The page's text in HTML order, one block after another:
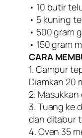
• 10 butir
• 5 kuning
• 500 gram
• 150 gram
CARA
1. Campur
Diamkan 20
2.
3. Tuang ke
dan ditabur
4. Oven 35